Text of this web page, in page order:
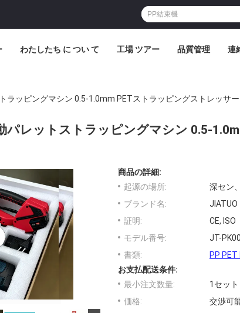
わたしたち に つい て 工場 ツアー 品質管理 連
ラッピングマシン 0.5-1.0mm PETストラッピングストレッサー
パレットストラッピングマシン 0.5-
商品の詳細:
起源の場所:
深セン
ブランド名:
JIATUO
証明:
CE, ISO
モデル番号:
JT-
書類:
PP
お支払配送条件:
最小注文数量:
1セット
価格:
交渉可